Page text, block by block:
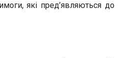
які пред’являються до